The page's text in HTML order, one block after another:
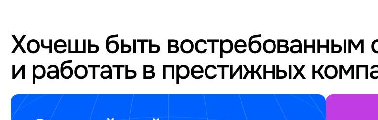
Хочешь быть востребованным
и работать в престижных